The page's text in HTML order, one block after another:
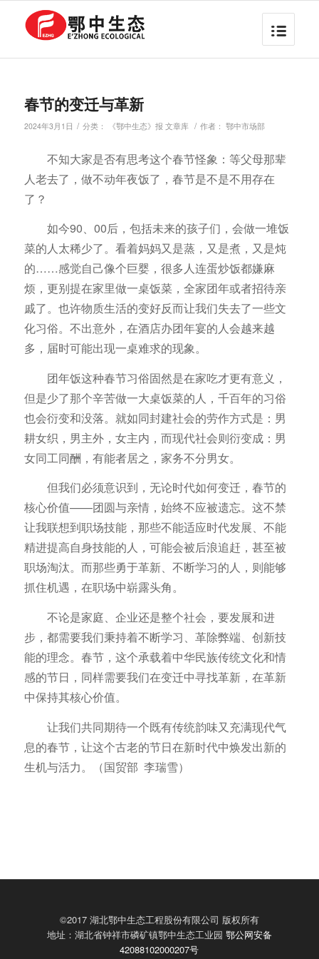
春节的变迁与革新
2024年3月1日 / 分类： 《鄂中生态》报 文章库 / 作者： 鄂中市场部
不知大家是否有思考这个春节怪象：等父母那辈
人老去了，做不动年夜饭了，春节是不是不用存在
了？
如今90、00后，包括未来的孩子们，会做一堆饭
菜的人太稀少了。看着妈妈又是蒸，又是煮，又是炖
的……感觉自己像个巨婴，很多人连蛋炒饭都嫌麻
烦，更别提在家里做一桌饭菜，全家团年或者招待亲
戚了。也许物质生活的变好反而让我们失去了一些文
化习俗。不出意外，在酒店办团年宴的人会越来越
多，届时可能出现一桌难求的现象。
团年饭这种春节习俗固然是在家吃才更有意义，
但是少了那个辛苦做一大桌饭菜的人，千百年的习俗
也会衍变和没落。就如同封建社会的劳作方式是：男
耕女织，男主外，女主内，而现代社会则衍变成：男
女同工同酬，有能者居之，家务不分男女。
但我们必须意识到，无论时代如何变迁，春节的
核心价值——团圆与亲情，始终不应被遗忘。这不禁
让我联想到职场技能，那些不能适应时代发展、不能
精进提高自身技能的人，可能会被后浪追赶，甚至被
职场淘汰。而那些勇于革新、不断学习的人，则能够
抓住机遇，在职场中崭露头角。
不论是家庭、企业还是整个社会，要发展和进
步，都需要我们秉持着不断学习、革除弊端、创新技
能的理念。春节，这个承载着中华民族传统文化和情
感的节日，同样需要我们在变迁中寻找革新，在革新
中保持其核心价值。
让我们共同期待一个既有传统韵味又充满现代气
息的春节，让这个古老的节日在新时代中焕发出新的
生机与活力。（国贸部 李瑞雪）
©2017 湖北鄂中生态工程股份有限公司 版权所有
地址：湖北省钟祥市磷矿镇鄂中生态工业园 鄂公网安备
42088102000207号